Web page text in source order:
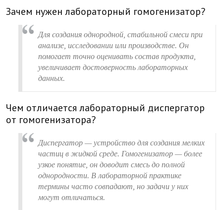
Зачем нужен лабораторный гомогенизатор?
Для создания однородной, стабильной смеси при
анализе, исследовании или производстве. Он
помогает точно оценивать состав продукта,
увеличивает достоверность лабораторных
данных.
Чем отличается лабораторный диспергатор
от гомогенизатора?
Диспергатор — устройство для создания мелких
частиц в жидкой среде. Гомогенизатор — более
узкое понятие, он доводит смесь до полной
однородности. В лабораторной практике
термины часто совпадают, но задачи у них
могут отличаться.